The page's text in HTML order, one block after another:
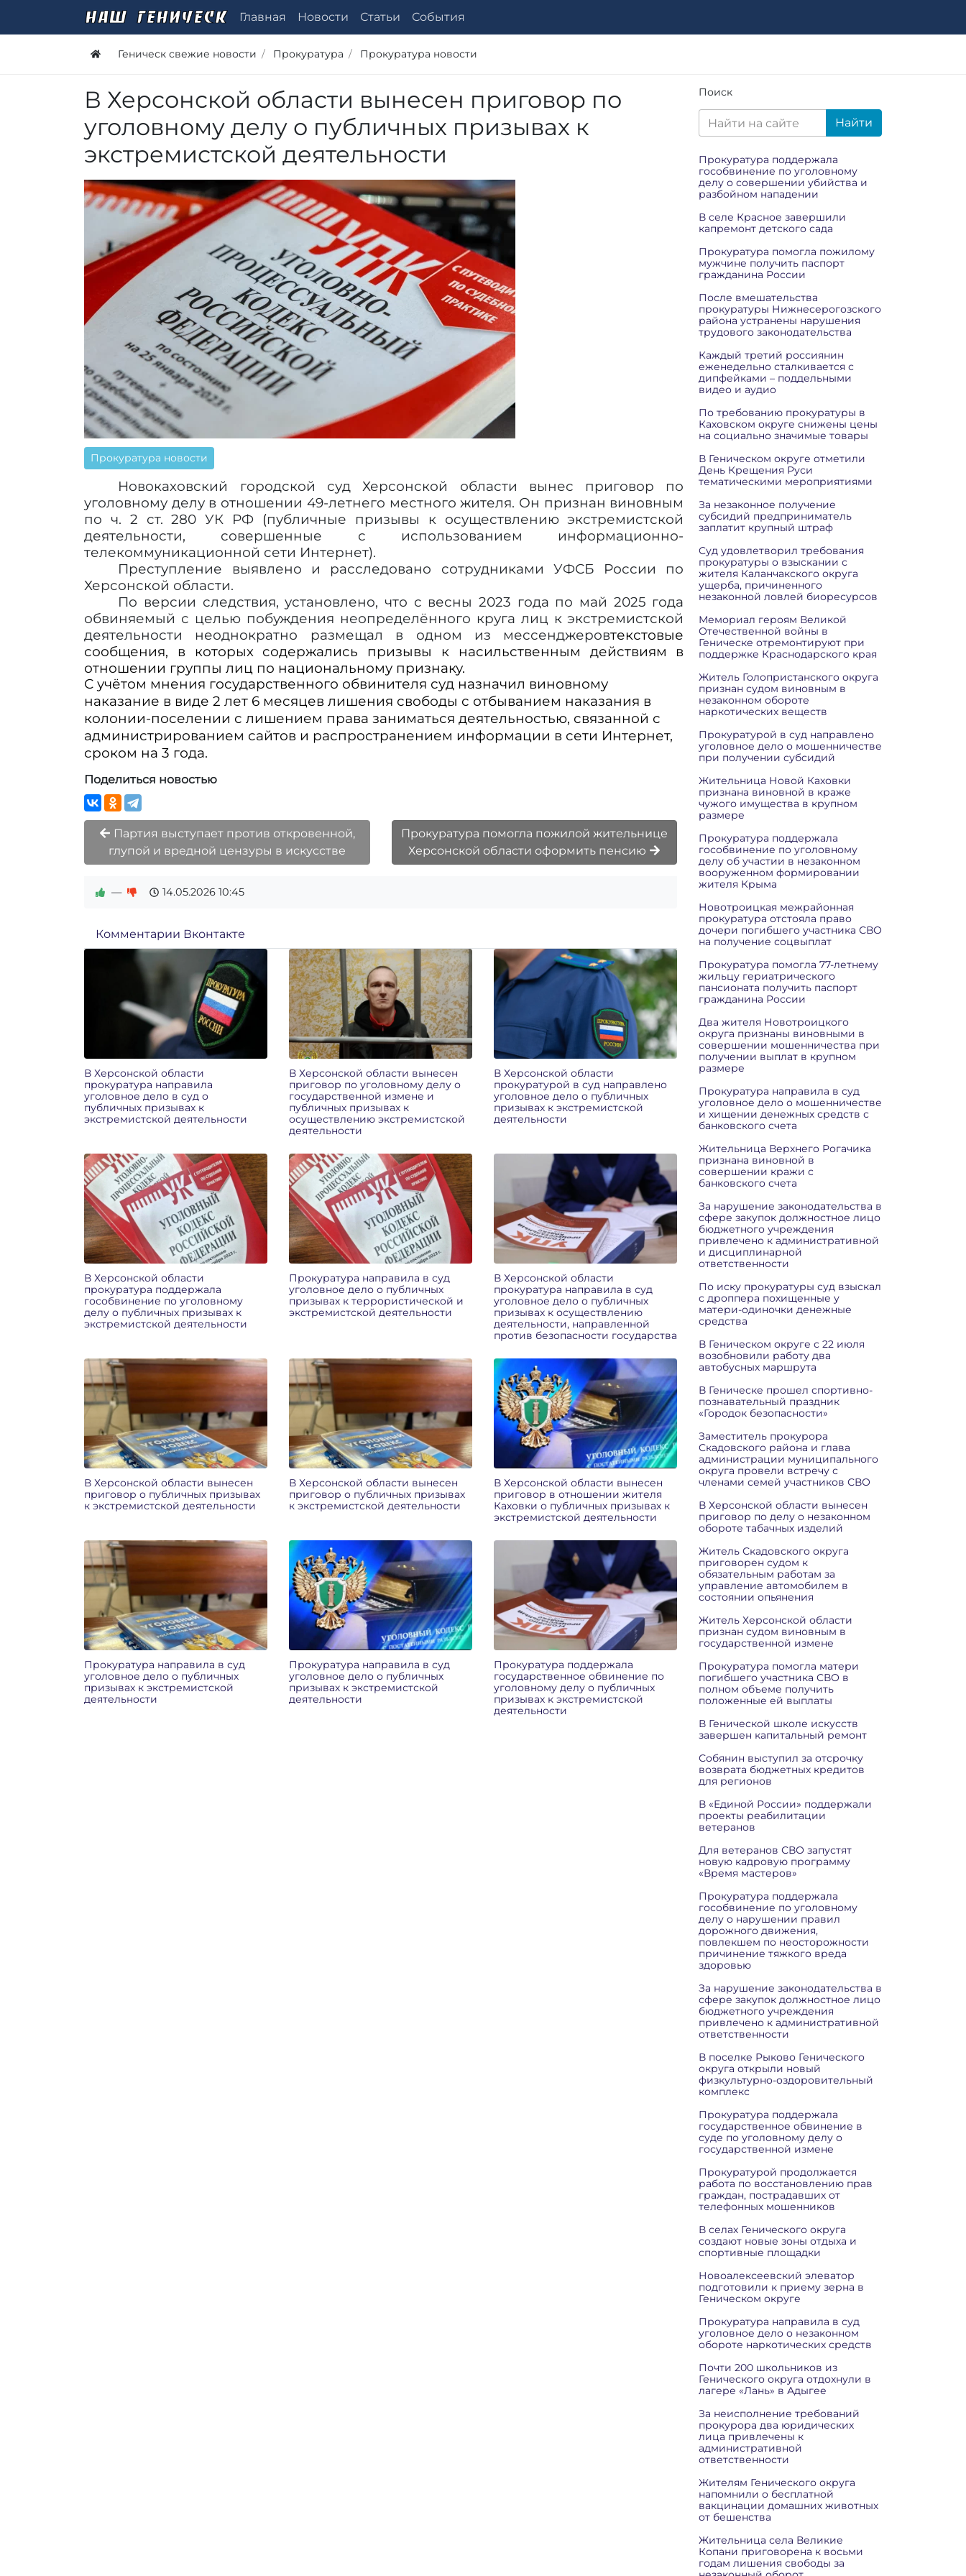
Главная Новости Статьи События
Геническ свежие новости Прокуратура Прокуратура новости
В Херсонской области вынесен приговор по
уголовному делу о публичных призывах к
экстремистской деятельности
Прокуратура новости
Новокаховский городской суд Херсонской области вынес приговор по
уголовному делу в отношении 49-летнего местного жителя. Он признан виновным
по ч. 2 ст. 280 УК РФ (публичные призывы к осуществлению экстремистской
деятельности, совершенные с использованием информационно-
телекоммуникационной сети Интернет).
Преступление выявлено и расследовано сотрудниками УФСБ России по
Херсонской области.
По версии следствия, установлено, что с весны 2023 года по май 2025 года
обвиняемый с целью побуждения неопределённого круга лиц к экстремистской
деятельности неоднократно размещал в одном из мессенджеровтекстовые
сообщения, в которых содержались призывы к насильственным действиям в
отношении группы лиц по национальному признаку.
С учётом мнения государственного обвинителя суд назначил виновному
наказание в виде 2 лет 6 месяцев лишения свободы с отбыванием наказания в
колонии-поселении с лишением права заниматься деятельностью, связанной с
администрированием сайтов и распространением информации в сети Интернет,
сроком на 3 года.
Поделиться новостью
Партия выступает против откровенной,
глупой и вредной цензуры в искусстве
Прокуратура помогла пожилой жительнице
Херсонской области оформить пенсию
— 14.05.2026 10:45
Комментарии Вконтакте
В Херсонской области
прокуратура направила
уголовное дело в суд о
публичных призывах к
экстремистской деятельности
В Херсонской области вынесен
приговор по уголовному делу о
государственной измене и
публичных призывах к
осуществлению экстремистской
деятельности
В Херсонской области
прокуратурой в суд направлено
уголовное дело о публичных
призывах к экстремистской
деятельности
В Херсонской области
прокуратура поддержала
гособвинение по уголовному
делу о публичных призывах к
экстремистской деятельности
Прокуратура направила в суд
уголовное дело о публичных
призывах к террористической и
экстремистской деятельности
В Херсонской области
прокуратура направила в суд
уголовное дело о публичных
призывах к осуществлению
деятельности, направленной
против безопасности государства
В Херсонской области вынесен
приговор о публичных призывах
к экстремистской деятельности
В Херсонской области вынесен
приговор о публичных призывах
к экстремистской деятельности
В Херсонской области вынесен
приговор в отношении жителя
Каховки о публичных призывах к
экстремистской деятельности
Прокуратура направила в суд
уголовное дело о публичных
призывах к экстремистской
деятельности
Прокуратура направила в суд
уголовное дело о публичных
призывах к экстремистской
деятельности
Прокуратура поддержала
государственное обвинение по
уголовному делу о публичных
призывах к экстремистской
деятельности
Поиск
Найти
Прокуратура поддержала
гособвинение по уголовному
делу о совершении убийства и
разбойном нападении
В селе Красное завершили
капремонт детского сада
Прокуратура помогла пожилому
мужчине получить паспорт
гражданина России
После вмешательства
прокуратуры Нижнесерогозского
района устранены нарушения
трудового законодательства
Каждый третий россиянин
еженедельно сталкивается с
дипфейками – поддельными
видео и аудио
По требованию прокуратуры в
Каховском округе снижены цены
на социально значимые товары
В Геническом округе отметили
День Крещения Руси
тематическими мероприятиями
За незаконное получение
субсидий предприниматель
заплатит крупный штраф
Суд удовлетворил требования
прокуратуры о взыскании с
жителя Каланчакского округа
ущерба, причиненного
незаконной ловлей биоресурсов
Мемориал героям Великой
Отечественной войны в
Геническе отремонтируют при
поддержке Краснодарского края
Житель Голопристанского округа
признан судом виновным в
незаконном обороте
наркотических веществ
Прокуратурой в суд направлено
уголовное дело о мошенничестве
при получении субсидий
Жительница Новой Каховки
признана виновной в краже
чужого имущества в крупном
размере
Прокуратура поддержала
гособвинение по уголовному
делу об участии в незаконном
вооруженном формировании
жителя Крыма
Новотроицкая межрайонная
прокуратура отстояла право
дочери погибшего участника СВО
на получение соцвыплат
Прокуратура помогла 77-летнему
жильцу гериатрического
пансионата получить паспорт
гражданина России
Два жителя Новотроицкого
округа признаны виновными в
совершении мошенничества при
получении выплат в крупном
размере
Прокуратура направила в суд
уголовное дело о мошенничестве
и хищении денежных средств с
банковского счета
Жительница Верхнего Рогачика
признана виновной в
совершении кражи с
банковского счета
За нарушение законодательства в
сфере закупок должностное лицо
бюджетного учреждения
привлечено к административной
и дисциплинарной
ответственности
По иску прокуратуры суд взыскал
с дроппера похищенные у
матери-одиночки денежные
средства
В Геническом округе с 22 июля
возобновили работу два
автобусных маршрута
В Геническе прошел спортивно-
познавательный праздник
«Городок безопасности»
Заместитель прокурора
Скадовского района и глава
администрации муниципального
округа провели встречу с
членами семей участников СВО
В Херсонской области вынесен
приговор по делу о незаконном
обороте табачных изделий
Житель Скадовского округа
приговорен судом к
обязательным работам за
управление автомобилем в
состоянии опьянения
Житель Херсонской области
признан судом виновным в
государственной измене
Прокуратура помогла матери
погибшего участника СВО в
полном объеме получить
положенные ей выплаты
В Генической школе искусств
завершен капитальный ремонт
Собянин выступил за отсрочку
возврата бюджетных кредитов
для регионов
В «Единой России» поддержали
проекты реабилитации
ветеранов
Для ветеранов СВО запустят
новую кадровую программу
«Время мастеров»
Прокуратура поддержала
гособвинение по уголовному
делу о нарушении правил
дорожного движения,
повлекшем по неосторожности
причинение тяжкого вреда
здоровью
За нарушение законодательства в
сфере закупок должностное лицо
бюджетного учреждения
привлечено к административной
ответственности
В поселке Рыково Генического
округа открыли новый
физкультурно-оздоровительный
комплекс
Прокуратура поддержала
государственное обвинение в
суде по уголовному делу о
государственной измене
Прокуратурой продолжается
работа по восстановлению прав
граждан, пострадавших от
телефонных мошенников
В селах Генического округа
создают новые зоны отдыха и
спортивные площадки
Новоалексеевский элеватор
подготовили к приему зерна в
Геническом округе
Прокуратура направила в суд
уголовное дело о незаконном
обороте наркотических средств
Почти 200 школьников из
Генического округа отдохнули в
лагере «Лань» в Адыгее
За неисполнение требований
прокурора два юридических
лица привлечены к
административной
ответственности
Жителям Генического округа
напомнили о бесплатной
вакцинации домашних животных
от бешенства
Жительница села Великие
Копани приговорена к восьми
годам лишения свободы за